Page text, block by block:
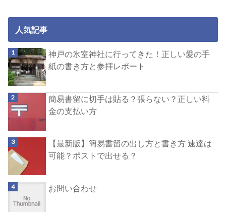
人気記事
神戸の氷室神社に行ってきた！正しい愛の手
紙の書き方と参拝レポート
簡易書留に切手は貼る？張らない？正しい料
金の支払い方
【最新版】簡易書留の出し方と書き方 速達は
可能？ポストで出せる？
お問い合わせ